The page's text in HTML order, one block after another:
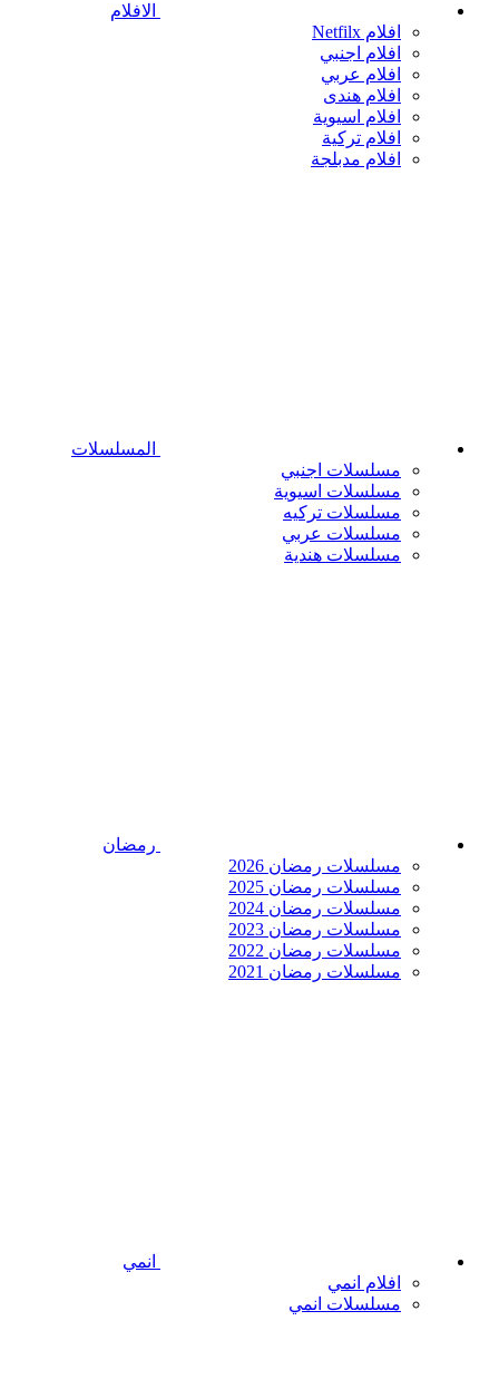
الافلام
افلام Netfilx
افلام اجنبي
افلام عربي
افلام هندى
افلام اسيوية
افلام تركية
افلام مدبلجة
المسلسلات
مسلسلات اجنبي
مسلسلات اسيوية
مسلسلات تركيه
مسلسلات عربي
مسلسلات هندية
رمضان
مسلسلات رمضان 2026
مسلسلات رمضان 2025
مسلسلات رمضان 2024
مسلسلات رمضان 2023
مسلسلات رمضان 2022
مسلسلات رمضان 2021
انمي
افلام انمي
مسلسلات انمي